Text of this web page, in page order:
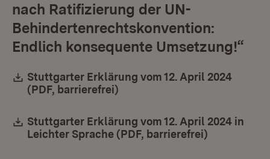
nach Ratifizierung der UN-
Behindertenrechtskonvention:
Endlich konsequente Umsetzung!“
Download:
Stuttgarter Erklärung vom 12. April 2024
(PDF, barrierefrei)
Download:
Stuttgarter Erklärung vom 12. April 2024 in
Leichter Sprache (PDF, barrierefrei)